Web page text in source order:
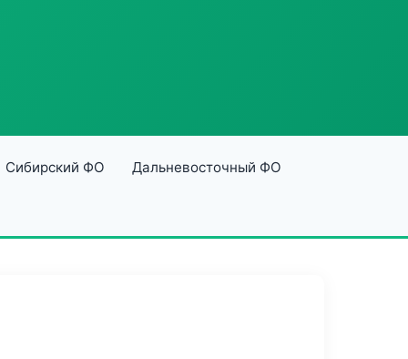
Сибирский ФО Дальневосточный ФО